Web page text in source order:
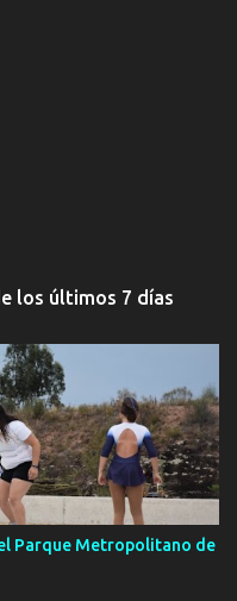
los últimos 7 días
Parque Metropolitano de